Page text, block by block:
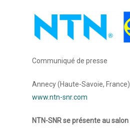
Communiqué de presse
Annecy (Haute-Savoie,
www.ntn-snr.com
NTN-SNR se présente au